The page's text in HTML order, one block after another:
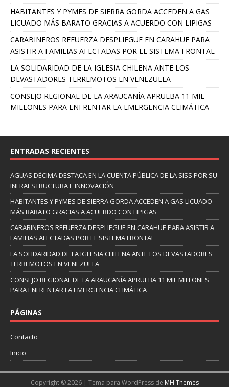
HABITANTES Y PYMES DE SIERRA GORDA ACCEDEN A GAS
LICUADO MÁS BARATO GRACIAS A ACUERDO CON LIPIGAS
CARABINEROS REFUERZA DESPLIEGUE EN CARAHUE PARA
ASISTIR A FAMILIAS AFECTADAS POR EL SISTEMA FRONTAL
LA SOLIDARIDAD DE LA IGLESIA CHILENA ANTE LOS
DEVASTADORES TERREMOTOS EN VENEZUELA
CONSEJO REGIONAL DE LA ARAUCANÍA APRUEBA 11 MIL
MILLONES PARA ENFRENTAR LA EMERGENCIA CLIMÁTICA
ENTRADAS RECIENTES
AGUAS DÉCIMA DESTACA EN LA CUENTA PÚBLICA DE LA SISS POR SU
INFRAESTRUCTURA E INNOVACIÓN
HABITANTES Y PYMES DE SIERRA GORDA ACCEDEN A GAS LICUADO
MÁS BARATO GRACIAS A ACUERDO CON LIPIGAS
CARABINEROS REFUERZA DESPLIEGUE EN CARAHUE PARA ASISTIR A
FAMILIAS AFECTADAS POR EL SISTEMA FRONTAL
LA SOLIDARIDAD DE LA IGLESIA CHILENA ANTE LOS DEVASTADORES
TERREMOTOS EN VENEZUELA
CONSEJO REGIONAL DE LA ARAUCANÍA APRUEBA 11 MIL MILLONES
PARA ENFRENTAR LA EMERGENCIA CLIMÁTICA
PÁGINAS
Contacto
Inicio
Copyright © 2026 | Tema para WordPress de MH Themes